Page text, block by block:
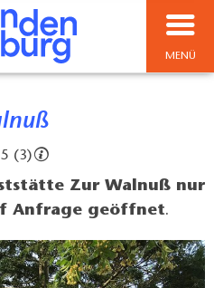
MENÜ
(3)
Zur Walnuß nur
Anfrage geöffnet.